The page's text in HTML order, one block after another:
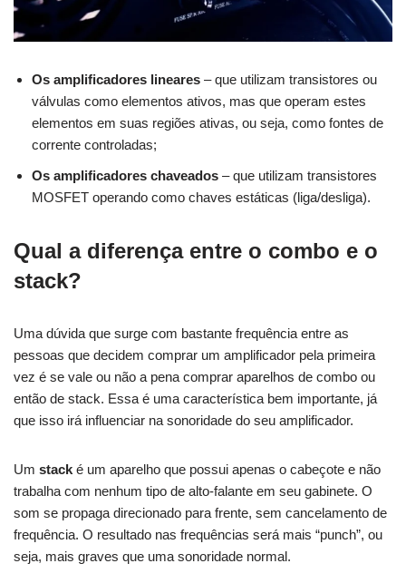
Os amplificadores lineares – que utilizam transistores ou
válvulas como elementos ativos, mas que operam estes
elementos em suas regiões ativas, ou seja, como fontes de
corrente controladas;
Os amplificadores chaveados – que utilizam transistores
MOSFET operando como chaves estáticas (liga/desliga).
Qual a diferença entre o combo e o
stack?
Uma dúvida que surge com bastante frequência entre as
pessoas que decidem comprar um amplificador pela primeira
vez é se vale ou não a pena comprar aparelhos de combo ou
então de stack. Essa é uma característica bem importante, já
que isso irá influenciar na sonoridade do seu amplificador.
Um stack é um aparelho que possui apenas o cabeçote e não
trabalha com nenhum tipo de alto-falante em seu gabinete. O
som se propaga direcionado para frente, sem cancelamento de
frequência. O resultado nas frequências será mais “punch”, ou
seja, mais graves que uma sonoridade normal.